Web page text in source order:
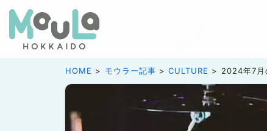
HOME モウラー記事 CULTURE 2024年7月